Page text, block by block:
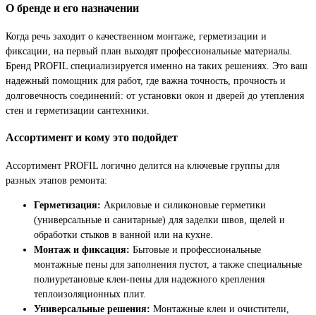
О бренде и его назначении
Когда речь заходит о качественном монтаже, герметизации и
фиксации, на первый план выходят профессиональные материалы.
Бренд PROFIL специализируется именно на таких решениях. Это ваш
надежный помощник для работ, где важна точность, прочность и
долговечность соединений: от установки окон и дверей до утепления
стен и герметизации сантехники.
Ассортимент и кому это подойдет
Ассортимент PROFIL логично делится на ключевые группы для
разных этапов ремонта:
Герметизация: Акриловые и силиконовые герметики
(универсальные и санитарные) для заделки швов, щелей и
обработки стыков в ванной или на кухне.
Монтаж и фиксация: Бытовые и профессиональные
монтажные пены для заполнения пустот, а также специальные
полиуретановые клеи-пены для надежного крепления
теплоизоляционных плит.
Универсальные решения: Монтажные клеи и очистители,